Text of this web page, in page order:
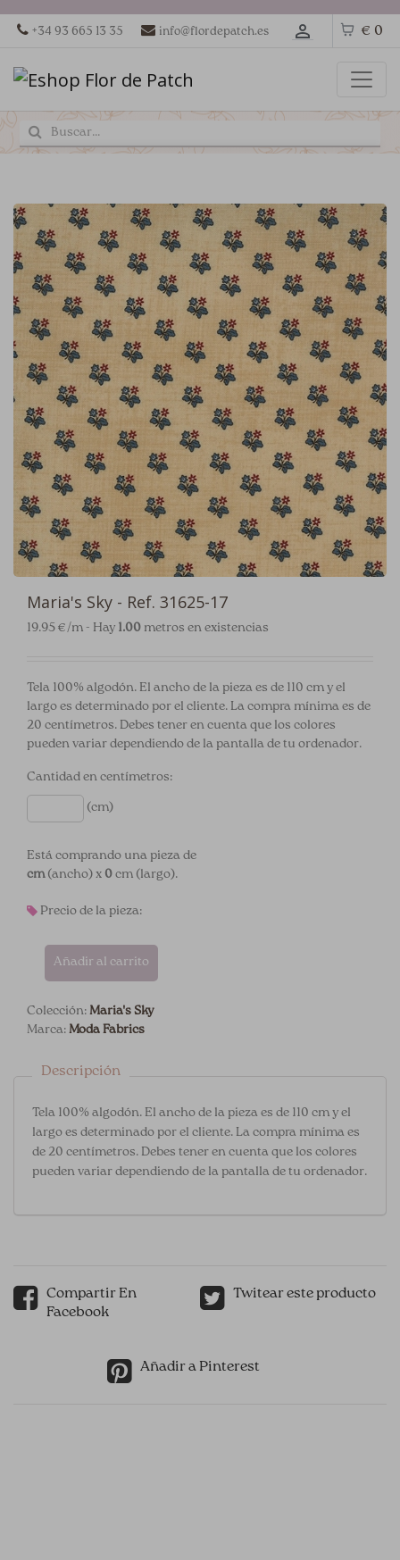
+34 93 665 13 35 info@flordepatch.es € 0
Maria's Sky - Ref. 31625-17
19.95 €/m - Hay 1.00 metros en existencias
Tela 100% algodón. El ancho de la pieza es de 110 cm y el
largo es determinado por el cliente. La compra mínima es de
20 centímetros. Debes tener en cuenta que los colores
pueden variar dependiendo de la pantalla de tu ordenador.
Cantidad en centímetros:
(cm)
Está comprando una pieza de
cm(ancho) x 0cm (largo).
Precio de la pieza:
Añadir al carrito
Colección:Maria's Sky
Marca:Moda Fabrics
Descripción
Tela 100% algodón. El ancho de la pieza es de 110 cm y el
largo es determinado por el cliente. La compra mínima es
de 20 centímetros. Debes tener en cuenta que los colores
pueden variar dependiendo de la pantalla de tu ordenador.
Compartir En
Facebook
Twitear este producto
Añadir a Pinterest